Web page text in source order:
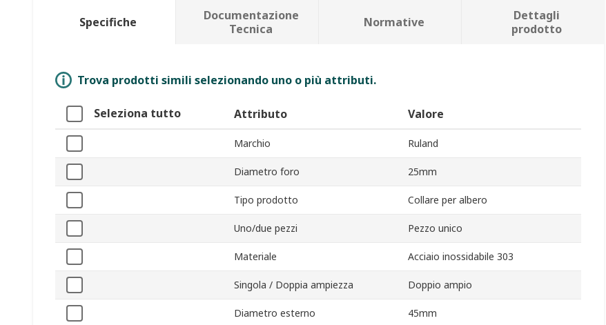
Specifiche
Documentazione
Tecnica
Normative
Dettagli
prodotto
Trova prodotti simili selezionando uno o più attributi.
Seleziona tutto Attributo Valore
Marchio Ruland
Diametro foro 25mm
Tipo prodotto Collare per albero
Uno/due pezzi Pezzo unico
Materiale Acciaio inossidabile 303
Singola / Doppia ampiezza Doppio ampio
Diametro esterno 45mm